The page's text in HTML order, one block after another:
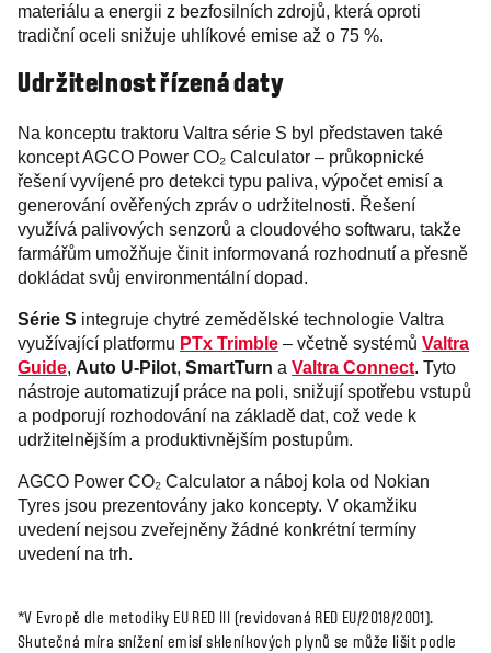
materiálu a energii z bezfosilních zdrojů, která oproti
tradiční oceli snižuje uhlíkové emise až o 75 %.
Udržitelnost řízená daty
Na konceptu traktoru Valtra série S byl představen také
koncept AGCO Power CO₂ Calculator – průkopnické
řešení vyvíjené pro detekci typu paliva, výpočet emisí a
generování ověřených zpráv o udržitelnosti. Řešení
využívá palivových senzorů a cloudového softwaru, takže
farmářům umožňuje činit informovaná rozhodnutí a přesně
dokládat svůj environmentální dopad.
Série S integruje chytré zemědělské technologie Valtra
využívající platformu PTx Trimble – včetně systémů Valtra
Guide, Auto U-Pilot, SmartTurn a Valtra Connect. Tyto
nástroje automatizují práce na poli, snižují spotřebu vstupů
a podporují rozhodování na základě dat, což vede k
udržitelnějším a produktivnějším postupům.
AGCO Power CO₂ Calculator a náboj kola od Nokian
Tyres jsou prezentovány jako koncepty. V okamžiku
uvedení nejsou zveřejněny žádné konkrétní termíny
uvedení na trh.
*V Evropě dle metodiky EU RED III (revidovaná RED EU/2018/2001).
Skutečná míra snížení emisí skleníkových plynů se může lišit podle